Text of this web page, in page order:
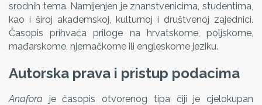
srodnih tema. Namijenjen je znanstvenicima, studentima,
kao i široj akademskoj, kulturnoj i društvenoj zajednici.
Časopis prihvaća priloge na hrvatskome, poljskome,
mađarskome, njemačkome ili engleskome jeziku.
Autorska prava i pristup podacima
Anafora je časopis otvorenog tipa čiji je cjelokupan